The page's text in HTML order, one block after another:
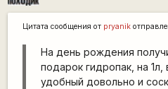
Цитата сообщения от pryanik
На день рождения
подарок гидропак, на
удобный довольно и